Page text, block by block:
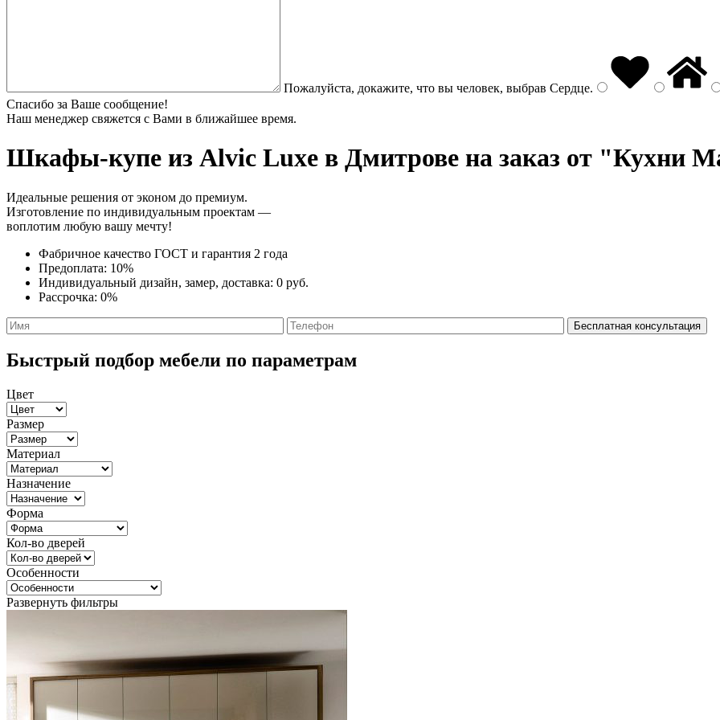
Пожалуйста, докажите, что вы человек, выбрав Сердце.
Спасибо за Ваше сообщение!
Наш менеджер свяжется с Вами в ближайшее время.
Шкафы-купе из Alvic Luxe в Дмитрове на заказ от "Кухни
Идеальные решения от эконом до премиум.
Изготовление по индивидуальным проектам —
воплотим любую вашу мечту!
Фабричное качество ГОСТ и гарантия 2 года
Предоплата: 10%
Индивидуальный дизайн, замер, доставка: 0 руб.
Рассрочка: 0%
Быстрый подбор мебели по параметрам
Цвет
Размер
Материал
Назначение
Форма
Кол-во дверей
Особенности
Развернуть фильтры